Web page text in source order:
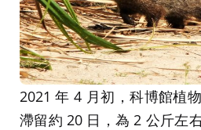
2021 年 4 月初，科博館植
滯留約 20 日，為 2 公斤左